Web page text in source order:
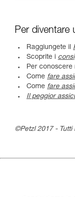
Per diventare
Raggiungete il
Scoprite i
Per conoscere
Come fare
Come fare
Il peggior
©Petzl 2017 - Tutti